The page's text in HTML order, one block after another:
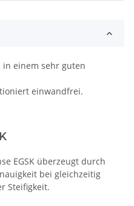
einem sehr guten
einwandfrei.
EGSK überzeugt durch
bei gleichzeitig
Steifigkeit.